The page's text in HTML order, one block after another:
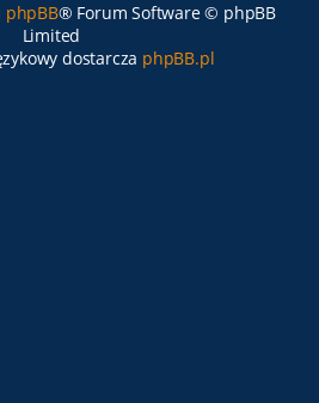
phpBB® Forum Software © phpBB
Limited
dostarcza phpBB.pl